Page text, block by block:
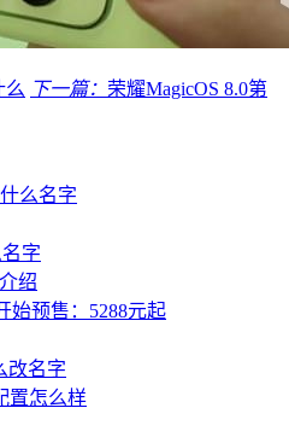
么 下一篇： 荣耀MagicOS 8.0第
么名字
字
绍
始预售：5288元起
改名字
置怎么样